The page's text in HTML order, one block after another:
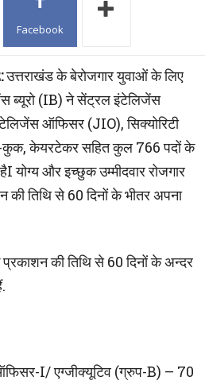
Facebook
उत्तराखंड के बेरोजगार युवाओं के लिए
ब्यूरो (IB) ने सेंट्रल इंटेलिजेंस
ऑफिसर (JIO), सिक्योरिटी
केयरटेकर सहित कुल 766 पदों के
योग्य और इच्छुक उम्मीदवार रोजगार
की तिथि से 60 दिनों के भीतर अपना
प्रकाशन की तिथि से 60 दिनों के अन्दर
I/ एग्जीक्यूटिव (ग्रुप-B) – 70